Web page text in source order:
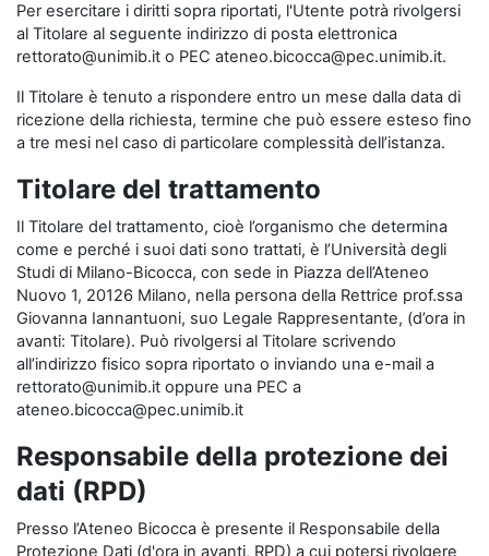
Per esercitare i diritti sopra riportati, l'Utente potrà rivolgersi
al Titolare al seguente indirizzo di posta elettronica
rettorato@unimib.it o PEC ateneo.bicocca@pec.unimib.it.
Il Titolare è tenuto a rispondere entro un mese dalla data di
ricezione della richiesta, termine che può essere esteso fino
a tre mesi nel caso di particolare complessità dell’istanza.
Titolare del trattamento
Il Titolare del trattamento, cioè l’organismo che determina
come e perché i suoi dati sono trattati, è l’Università degli
Studi di Milano-Bicocca, con sede in Piazza dell’Ateneo
Nuovo 1, 20126 Milano, nella persona della Rettrice prof.ssa
Giovanna Iannantuoni, suo Legale Rappresentante, (d’ora in
avanti: Titolare). Può rivolgersi al Titolare scrivendo
all’indirizzo fisico sopra riportato o inviando una e-mail a
rettorato@unimib.it oppure una PEC a
ateneo.bicocca@pec.unimib.it
Responsabile della protezione dei
dati (RPD)
Presso l’Ateneo Bicocca è presente il Responsabile della
Protezione Dati (d'ora in avanti, RPD) a cui potersi rivolgere